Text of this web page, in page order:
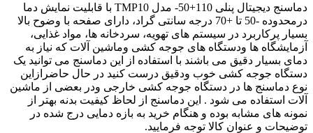
دماسنج دیجیتال پنلی 110+50- مدل TMP10 با قابلیت نمایش دما
درمحدوده -50 تا +70 درجه سانتی گراد، دارای صفحه با وضوح بالا
بسیار پرکاربرد در سیستم های تهویه، سردخانه ها، مواد غذایی،
آزمایشگاه ها ودستگاه های جوجه کشی وماشین آلات که نیاز به
دمای بسیار دقیق می باشند با استفاده از این دماسنج می توانید یک
دستگاه جوجه کشی خوب ودقیق درست کنید در حال حاضرازاین
نوع دماسنج ها در دستگاه جوجه کشی خارجی ودر بعضی از ماشین
آلات استفاده می شود . این دماسنج از لحاظ کیفیت بدنه بهتر از
نمونه های مشابه بوده و هنگام خرید به بازه دمایی درج شده در
توضیحات و عنوان کالا توجه فرمایید.